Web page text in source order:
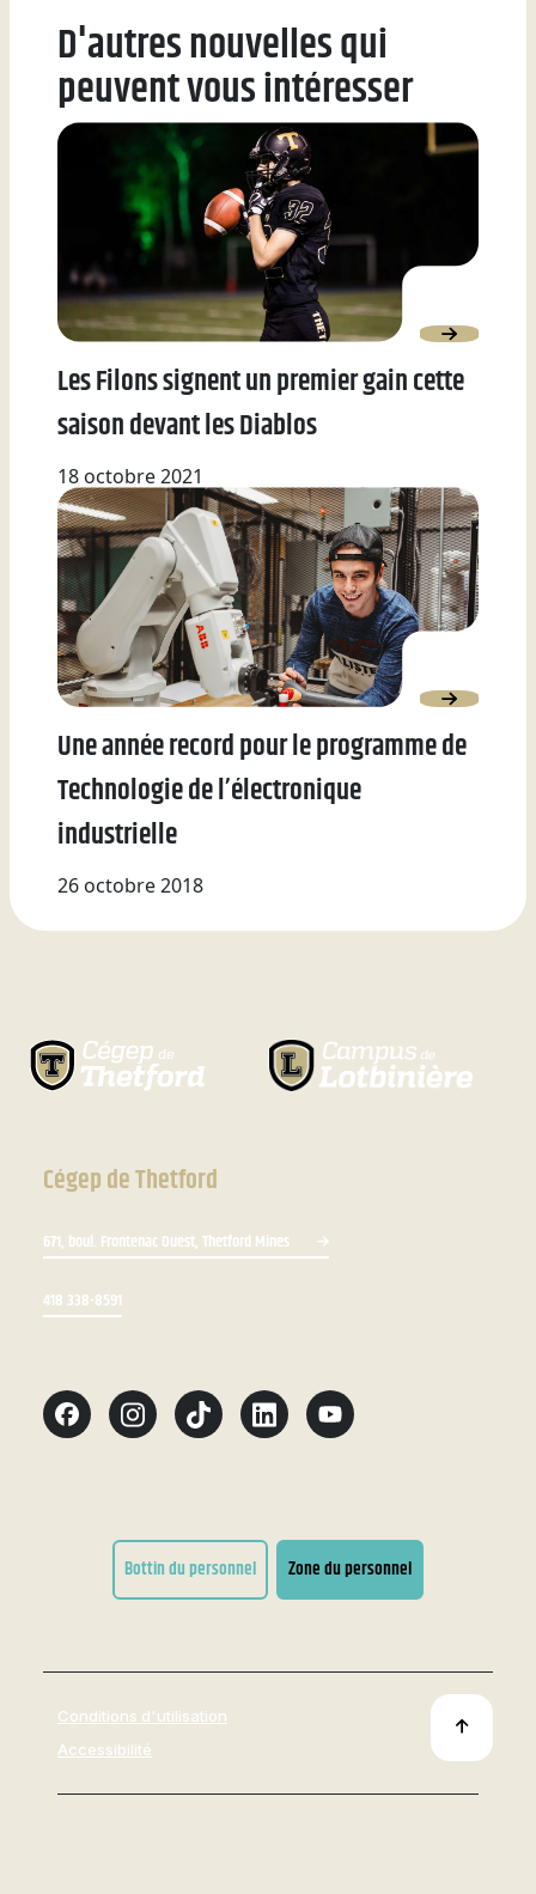
D'autres nouvelles qui
peuvent vous intéresser
Les Filons signent un premier gain cette
saison devant les Diablos
18 octobre 2021
Une année record pour le programme de
Technologie de l’électronique
industrielle
26 octobre 2018
Cégep de Thetford
671, boul. Frontenac Ouest, Thetford Mines
418 338-8591
Bottin du personnel Zone du personnel
Conditions d'utilisation
Accessibilité